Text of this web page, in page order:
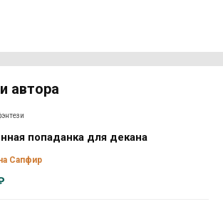
автора
попаданка для декана
Сапфир